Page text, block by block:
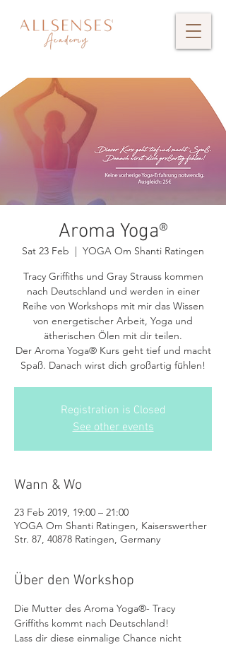
Aroma Yoga®
Sat 23 Feb
  |
YOGA Om Shanti Ratingen
Tracy Griffiths und Gray Strauss kommen
nach Deutschland und werden in einer
Reihe von Workshops mit mir das Wissen
von energetischer Arbeit, Yoga und
ätherischen Ölen mit dir teilen.
Der Aroma Yoga® Kurs geht tief und macht
Spaß. Danach wirst dich großartig fühlen!
Registration is Closed
See other events
Wann & Wo
23 Feb 2019, 19:00 – 21:00
YOGA Om Shanti Ratingen, Kaiserswerther
Str. 87, 40878 Ratingen, Germany
Über den Workshop
Die Mutter des Aroma Yoga®- Tracy
Griffiths kommt nach Deutschland!
Lass dir diese einmalige Chance nicht